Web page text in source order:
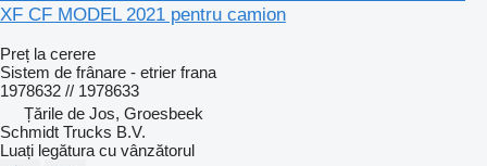
XF CF MODEL 2021 pentru camion
Preț la cerere
Sistem de frânare - etrier frana
1978632 // 1978633
Țările de Jos, Groesbeek
Schmidt Trucks B.V.
Luați legătura cu vânzătorul